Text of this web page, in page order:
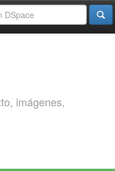
imágenes,